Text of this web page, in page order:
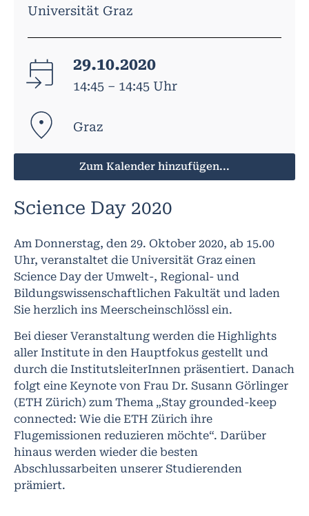
Universität Graz
29.10.2020
14:45 – 14:45 Uhr
Graz
Zum Kalender hinzufügen...
Science Day 2020
Am Donnerstag, den 29. Oktober 2020, ab 15.00
Uhr, veranstaltet die Universität Graz einen
Science Day der Umwelt-, Regional- und
Bildungswissenschaftlichen Fakultät und laden
Sie herzlich ins Meerscheinschlössl ein.
Bei dieser Veranstaltung werden die Highlights
aller Institute in den Hauptfokus gestellt und
durch die InstitutsleiterInnen präsentiert. Danach
folgt eine Keynote von Frau Dr. Susann Görlinger
(ETH Zürich) zum Thema „Stay grounded-keep
connected: Wie die ETH Zürich ihre
Flugemissionen reduzieren möchte“. Darüber
hinaus werden wieder die besten
Abschlussarbeiten unserer Studierenden
prämiert.